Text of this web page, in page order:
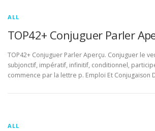
ALL
TOP42+ Conjuguer Parler
TOP42+ Conjuguer Parler Aperçu. Conjuguer le
subjonctif, impératif, infinitif, conditionnel,
commence par la lettre p. Emploi Et Conjugaison
ALL